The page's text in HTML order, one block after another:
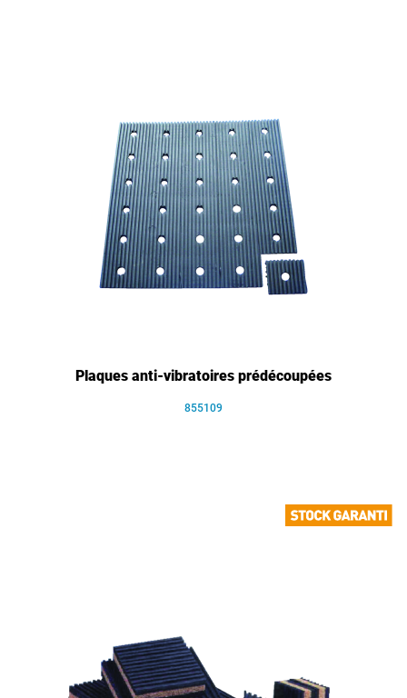
Plaques anti-vibratoires prédécoupées
855109